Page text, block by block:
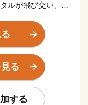
ルが飛び交い、満
「すずらん」の
の金曜日・土曜
「夜高あんどん
へPRしていま
町政を実施して
る
する